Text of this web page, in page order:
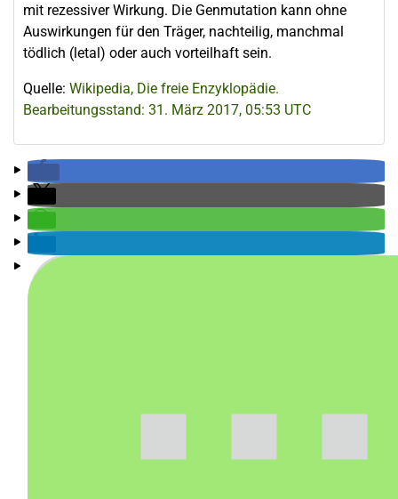
mit rezessiver Wirkung. Die Genmutation kann ohne
Auswirkungen für den Träger, nachteilig, manchmal
tödlich (letal) oder auch vorteilhaft sein.
Quelle: Wikipedia, Die freie Enzyklopädie.
Bearbeitungsstand: 31. März 2017, 05:53 UTC